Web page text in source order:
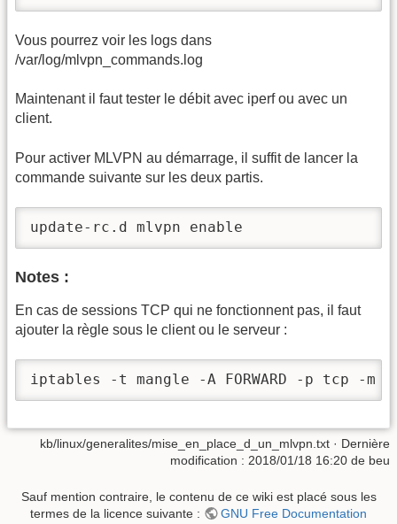
Vous pourrez voir les logs dans
/var/log/mlvpn_commands.log
Maintenant il faut tester le débit avec iperf ou avec un
client.
Pour activer MLVPN au démarrage, il suffit de lancer la
commande suivante sur les deux partis.
update-rc.d mlvpn enable
Notes :
En cas de sessions TCP qui ne fonctionnent pas, il faut
ajouter la règle sous le client ou le serveur :
iptables -t mangle -A FORWARD -p tcp -m
kb/linux/generalites/mise_en_place_d_un_mlvpn.txt · Dernière
modification : 2018/01/18 16:20 de beu
Sauf mention contraire, le contenu de ce wiki est placé sous les
termes de la licence suivante :
GNU Free Documentation